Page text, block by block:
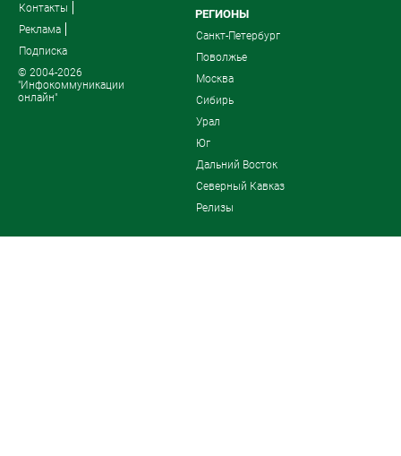
Контакты
Реклама
Подписка
© 2004-2026
"Инфокоммуникации
онлайн"
РЕГИОНЫ
Санкт-Петербург
Поволжье
Москва
Сибирь
Урал
Юг
Дальний Восток
Северный Кавказ
Релизы